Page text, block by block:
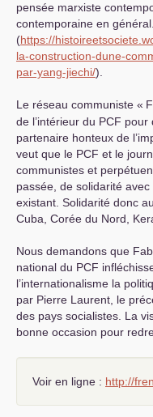
pensée marxiste
contemporaine en général.
(https://
la-construction-dune-
par-yang-jiechi/).
Le réseau communiste «
de l’intérieur du PCF pour
partenaire honteux de
veut que le PCF et le
communistes et
passée, de solidarité
existant. Solidarité donc
Cuba, Corée du Nord,
Nous demandons que
national du PCF
l’internationalisme la
par Pierre Laurent, le
des pays socialistes. La
bonne occasion pour
Voir en ligne : http://